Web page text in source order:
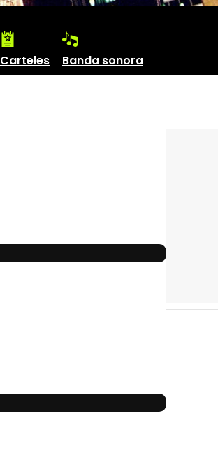
Carteles Banda sonora